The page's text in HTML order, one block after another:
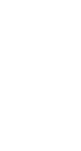
natural, folha
resolveu
por